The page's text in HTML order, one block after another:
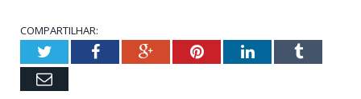
COMPARTILHAR:
TwitterFacebookGoogle+PinterestLinkedInTumblr
Email